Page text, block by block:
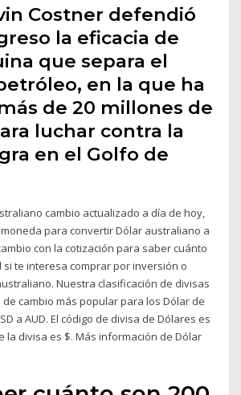
Costner defendió
la eficacia de
que separa el
en la que ha
de 20 millones de
luchar contra la
en el Golfo de
cambio actualizado a día de hoy,
para convertir Dólar australiano a
con la cotización para saber cuánto
si te interesa comprar por inversión o
Nuestra clasificación de divisas
cambio más popular para los Dólar de
a AUD. El código de divisa de Dólares es
la divisa es $. Más información de Dólar